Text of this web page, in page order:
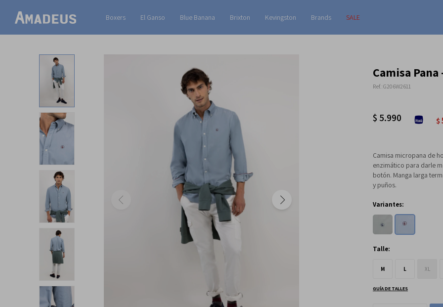
Boxers El Ganso Blue Banana Brixton Kevingston Brands SALE
Camisa Pana
G206W2611
$ 5.990 $
Camisa micropana de
enzimático para darle
botón. Manga larga
y puños.
Variantes:
Talle:
M L XL
GUÍA DE TALLES